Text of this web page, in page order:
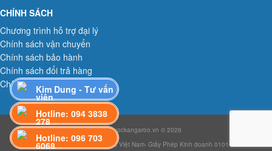
CHÍNH SÁCH
Chương trình hỗ trợ đại lý
Chính sách vận chuyển
Chính sách bảo hành
Chính sách đổi trả hàng
Chính sách bảo mật
Maylocnuockangaroo.vn © 2026
Công ty TNHH Công nghệ Sakura Việt Nam- Giấy Phép Kinh doanh 0101483184
Kim Dung - Tư vấn
viên
Hotline: 094 3838
278
Hotline: 096 703
6068